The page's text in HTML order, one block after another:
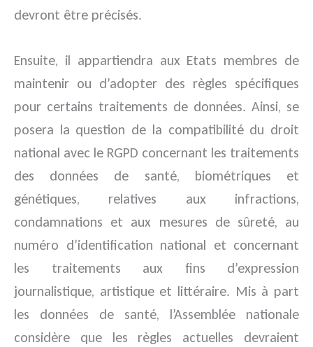
devront être précisés.
Ensuite, il appartiendra aux Etats membres de
maintenir ou d’adopter des règles spécifiques
pour certains traitements de données. Ainsi, se
posera la question de la compatibilité du droit
national avec le RGPD concernant les traitements
des données de santé, biométriques et
génétiques, relatives aux infractions,
condamnations et aux mesures de sûreté, au
numéro d’identification national et concernant
les traitements aux fins d’expression
journalistique, artistique et littéraire. Mis à part
les données de santé, l’Assemblée nationale
considère que les règles actuelles devraient